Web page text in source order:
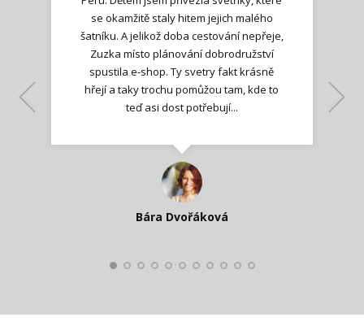
se okamžitě staly hitem jejich malého
šatníku. A jelikož doba cestování nepřeje,
Zuzka místo plánování dobrodružství
spustila e-shop. Ty svetry fakt krásně
hřejí a taky trochu pomůžou tam, kde to
teď asi dost potřebují...
Bára Dvořáková
Jana T.
Kateřina Veleta Štěpánová
Ilona M.
Lenka K.
Nadšená zpráva
Katka Perháčová
Smolková
Lenka K.